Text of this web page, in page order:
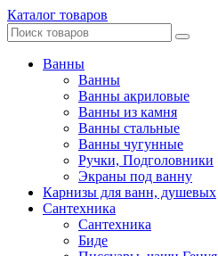
Каталог товаров
Ванны
Ванны
Ванны акриловые
Ванны из камня
Ванны стальные
Ванны чугунные
Ручки, Подголовники
Экраны под ванну
Карнизы для ванн, душевых
Сантехника
Сантехника
Биде